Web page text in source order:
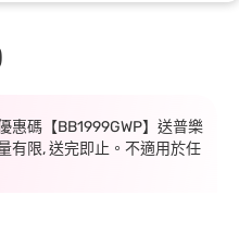
惠碼【BB1999GWP】送普樂
有限, 送完即止。不適用於任